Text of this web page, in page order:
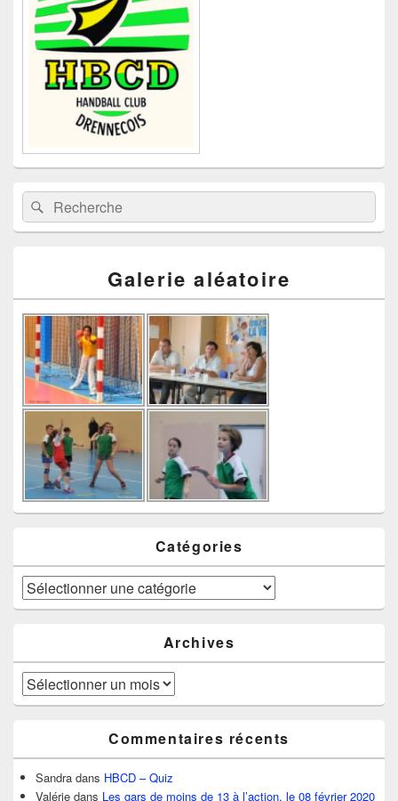
barre
latérale
Recherche :Rechercher
Galerie aléatoire
Catégories
Catégories
Archives
Archives
Commentaires récents
Sandra dans HBCD – Quiz
Valérie dans Les gars de moins de 13 à l’action, le 08 février 2020